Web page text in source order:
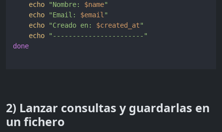
echo
"Nombre: $name"
echo
"Email: $email"
echo
"Creado en: $created_at"
echo
"-----------------------"
done
2) Lanzar consultas y guardarlas en
un fichero